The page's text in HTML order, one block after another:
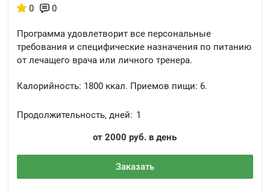
0
0
Программа удовлетворит все персональные
требования и специфические назначения по питанию
от лечащего врача или личного тренера.
Калорийность: 1800 ккал. Приемов пищи: 6.
Продолжительность, дней: 1
от 2000 руб. в день
Заказать